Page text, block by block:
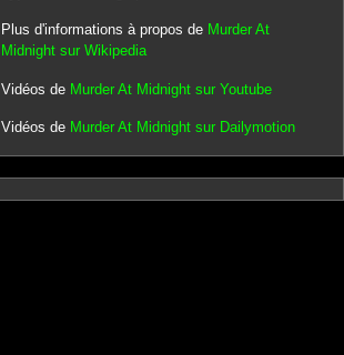
Plus d'informations à propos de Murder At
Midnight sur Wikipedia
Vidéos de Murder At Midnight sur Youtube
Vidéos de Murder At Midnight sur Dailymotion